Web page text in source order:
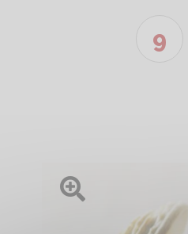
Ouvrir l'image